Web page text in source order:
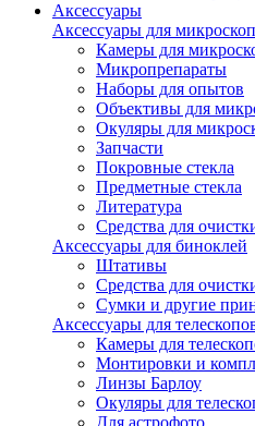
Аксессуары
Аксессуары для
Камеры для
Микропрепараты
Наборы для опытов
Объективы для
Окуляры для
Запчасти
Покровные стекла
Предметные стекла
Литература
Средства для
Аксессуары для биноклей
Штативы
Средства для
Сумки и другие
Аксессуары для
Камеры для
Монтировки и
Линзы Барлоу
Окуляры для
Для астрофото